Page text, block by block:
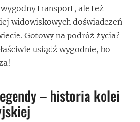
transport, ale też
widowiskowych doświadczeń
Gotowy na podróż życia?
usiądź wygodnie, bo
– historia kolei